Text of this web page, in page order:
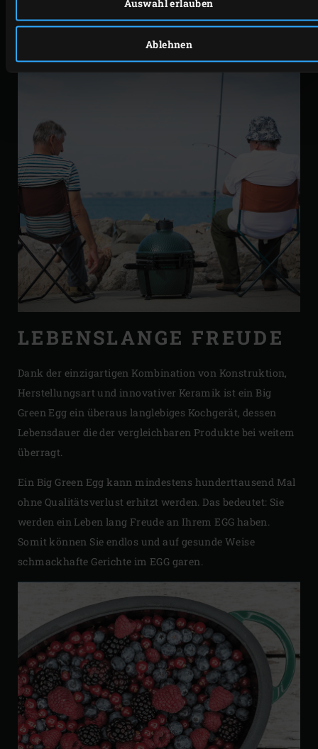
Auswahl erlauben
Ablehnen
Konstruktion aller Keramikbauteile des EGGs.
LEBENSLANGE FREUDE
Dank der einzigartigen Kombination von Konstruktion,
Herstellungsart und innovativer Keramik ist ein Big
Green Egg ein überaus langlebiges Kochgerät, dessen
Lebensdauer die der vergleichbaren Produkte bei weitem
überragt.
Ein Big Green Egg kann mindestens hunderttausend Mal
ohne Qualitätsverlust erhitzt werden. Das bedeutet: Sie
werden ein Leben lang Freude an Ihrem EGG haben.
Somit können Sie endlos und auf gesunde Weise
schmackhafte Gerichte im EGG garen.